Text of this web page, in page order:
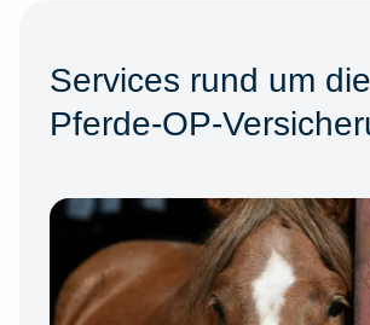
Services rund um die
Pferde-OP-